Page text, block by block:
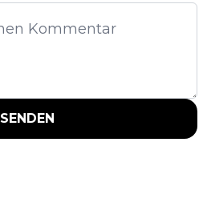
SENDEN